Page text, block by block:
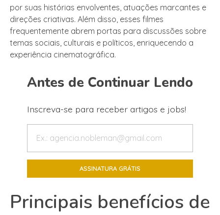
por suas histórias envolventes, atuações marcantes e
direções criativas. Além disso, esses filmes
frequentemente abrem portas para discussões sobre
temas sociais, culturais e políticos, enriquecendo a
experiência cinematográfica.
Antes de Continuar Lendo
Inscreva-se para receber artigos e jobs!
Principais benefícios de